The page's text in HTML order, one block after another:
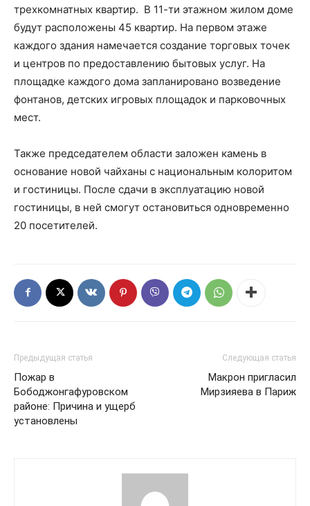
трехкомнатных квартир. В 11-ти этажном жилом доме
будут расположены 45 квартир. На первом этаже
каждого здания намечается создание торговых точек
и центров по предоставлению бытовых услуг. На
площадке каждого дома запланировано возведение
фонтанов, детских игровых площадок и парковочных
мест.
Также председателем области заложен камень в
основание новой чайханы с национальным колоритом
и гостиницы. После сдачи в эксплуатацию новой
гостиницы, в ней смогут остановиться одновременно
20 посетителей.
Предыдущая статья
Пожар в
Бободжонгафуровском
районе: Причина и ущерб
установлены
Следующая статья
Макрон пригласил
Мирзияева в Париж